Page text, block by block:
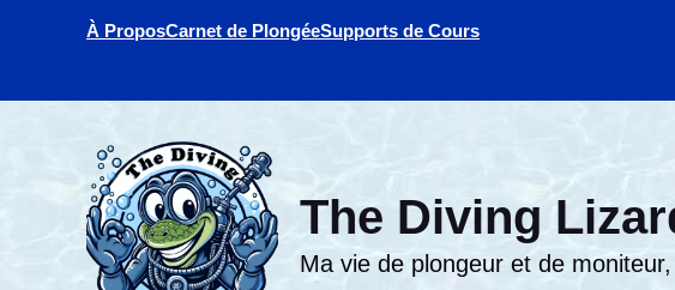
À ProposCarnet de PlongéeSupports de Cours
The Diving
Ma vie de plongeur et de